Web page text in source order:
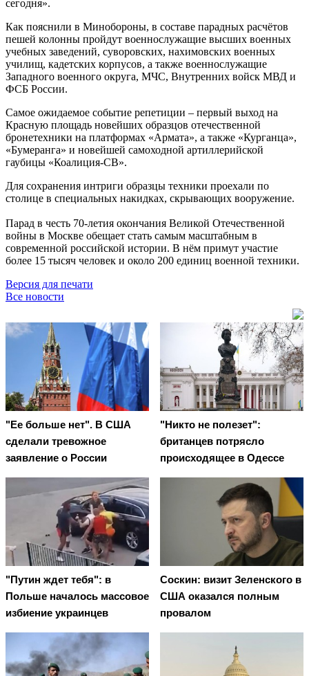
сегодня».
Как пояснили в Минобороны, в составе парадных расчётов
пешей колонны пройдут военнослужащие высших военных
учебных заведений, суворовских, нахимовских военных
училищ, кадетских корпусов, а также военнослужащие
Западного военного округа, МЧС, Внутренних войск МВД и
ФСБ России.
Самое ожидаемое событие репетиции – первый выход на
Красную площадь новейших образцов отечественной
бронетехники на платформах «Армата», а также «Курганца»,
«Бумеранга» и новейшей самоходной артиллерийской
гаубицы «Коалиция-СВ».
Для сохранения интриги образцы техники проехали по
столице в специальных накидках, скрывающих вооружение.
Парад в честь 70-летия окончания Великой Отечественной
войны в Москве обещает стать самым масштабным в
современной российской истории. В нём примут участие
более 15 тысяч человек и около 200 единиц военной техники.
Версия для печати
Все новости
"Ее больше нет". В США
сделали тревожное
заявление о России
"Никто не полезет":
британцев потрясло
происходящее в Одессе
"Путин ждет тебя": в
Польше началось массовое
избиение украинцев
Соскин: визит Зеленского в
США оказался полным
провалом